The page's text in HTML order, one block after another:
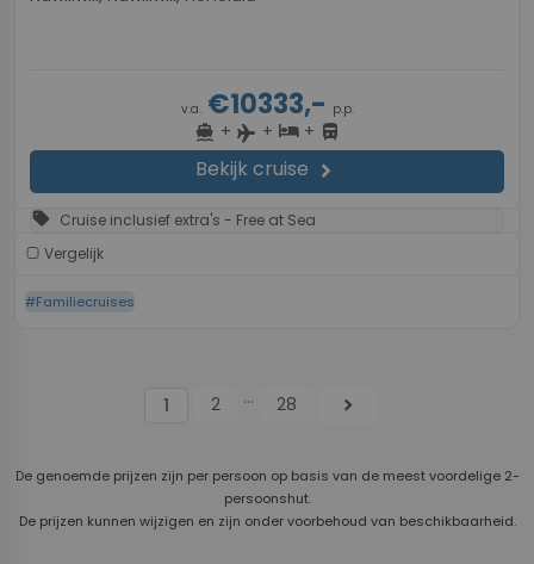
v.a.€10333,- p.p.
directions_boat + flight + hotel+ directions_bus
Bekijk cruise chevron_right
sell Cruise inclusief extra's - Free at Sea
Vergelijk
#Familiecruises
1 2 ... 28 chevron_right
De genoemde prijzen zijn per persoon op basis van de meest voordelige 2-
persoonshut.
De prijzen kunnen wijzigen en zijn onder voorbehoud van beschikbaarheid.